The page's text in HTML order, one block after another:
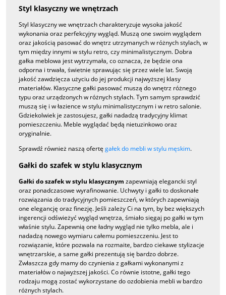
Styl klasyczny we wnętrzach
Styl klasyczny we wnętrzach charakteryzuje wysoka jakość
wykonania oraz perfekcyjny wygląd. Muszą one swoim wyglądem
oraz jakością pasować do wnętrz utrzymanych w różnych stylach, w
tym między innymi w stylu retro, czy minimalistycznym. Dobra
gałka meblowa jest wytrzymała, co oznacza, że będzie ona
odporna i trwała, świetnie sprawując się przez wiele lat. Swoją
jakość zawdzięcza użyciu do jej produkcji najwyższej klasy
materiałów. Klasyczne gałki pasować muszą do wnętrz różnego
typu oraz urządzonych w różnych stylach. Tym samym sprawdzić
muszą się i w łazience w stylu minimalistycznym i w retro salonie.
Gdziekolwiek je zastosujesz, gałki nadadzą tradycyjny klimat
pomieszczeniu. Meble wyglądać będą nietuzinkowo oraz
oryginalnie.
Sprawdź również naszą ofertę gałek do mebli w stylu męskim.
Gałki do szafek w stylu klasycznym
Gałki do szafek w stylu klasycznym zapewniają elegancki styl
oraz ponadczasowe wyrafinowanie. Uchwyty i gałki to doskonałe
rozwiązania do tradycyjnych pomieszczeń, w których zapewniają
one elegancję oraz finezję. Jeśli zależy Ci na tym, by bez większych
ingerencji odświeżyć wygląd wnętrza, śmiało sięgaj po gałki w tym
właśnie stylu. Zapewnią one ładny wygląd nie tylko mebla, ale i
nadadzą nowego wymiaru całemu pomieszczeniu. Jest to
rozwiązanie, które pozwala na rozmaite, bardzo ciekawe stylizacje
wnętrzarskie, a same gałki prezentują się bardzo dobrze.
Zwłaszcza gdy mamy do czynienia z gałkami wykonanymi z
materiałów o najwyższej jakości. Co równie istotne, gałki tego
rodzaju mogą zostać wykorzystane do ozdobienia mebli w bardzo
różnych stylach.